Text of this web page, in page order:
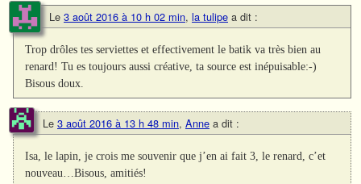
Le 3 août 2016 à 10 h 02 min, la tulipe a dit :
Trop drôles tes serviettes et effectivement le batik va très bien au
renard! Tu es toujours aussi créative, ta source est inépuisable:-)
Bisous doux.
Le 3 août 2016 à 13 h 48 min, Anne a dit :
Isa, le lapin, je crois me souvenir que j’en ai fait 3, le renard, c’et
nouveau…Bisous, amitiés!